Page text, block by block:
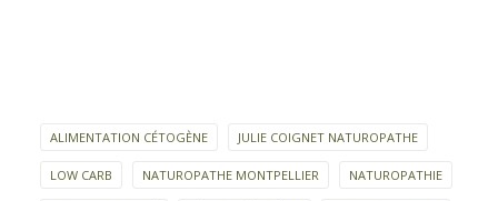
ALIMENTATION CÉTOGÈNE JULIE COIGNET NATUROPATHE
LOW CARB NATUROPATHE MONTPELLIER NATUROPATHIE